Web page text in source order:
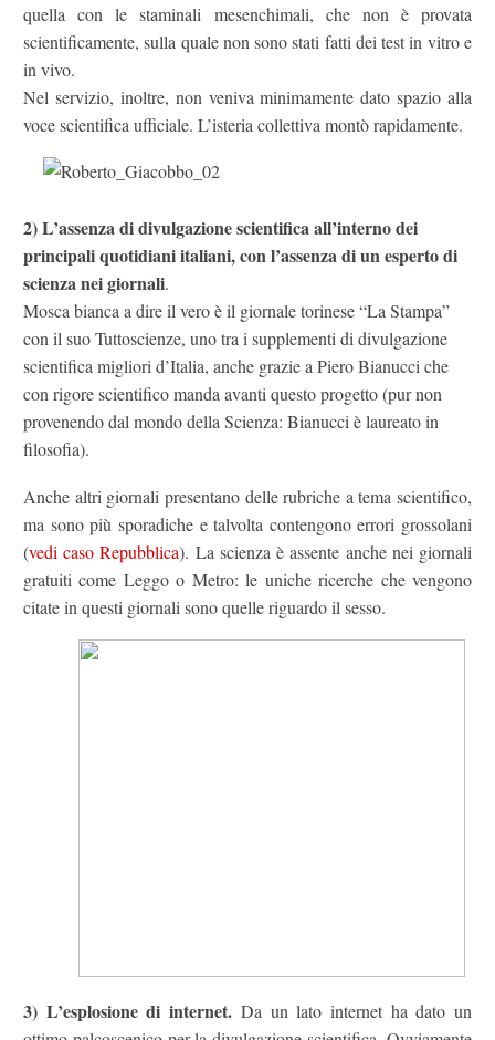
quella con le staminali mesenchimali, che non è provata
scientificamente, sulla quale non sono stati fatti dei test in vitro e
in vivo.
Nel servizio, inoltre, non veniva minimamente dato spazio alla
voce scientifica ufficiale. L’isteria collettiva montò rapidamente.
2) L’assenza di divulgazione scientifica all’interno dei
principali quotidiani italiani, con l’assenza di un esperto di
scienza nei giornali.
Mosca bianca a dire il vero è il giornale torinese “La Stampa”
con il suo Tuttoscienze, uno tra i supplementi di divulgazione
scientifica migliori d’Italia, anche grazie a Piero Bianucci che
con rigore scientifico manda avanti questo progetto (pur non
provenendo dal mondo della Scienza: Bianucci è laureato in
filosofia).
Anche altri giornali presentano delle rubriche a tema scientifico,
ma sono più sporadiche e talvolta contengono errori grossolani
(vedi caso Repubblica). La scienza è assente anche nei giornali
gratuiti come Leggo o Metro: le uniche ricerche che vengono
citate in questi giornali sono quelle riguardo il sesso.
3) L’esplosione di internet. Da un lato internet ha dato un